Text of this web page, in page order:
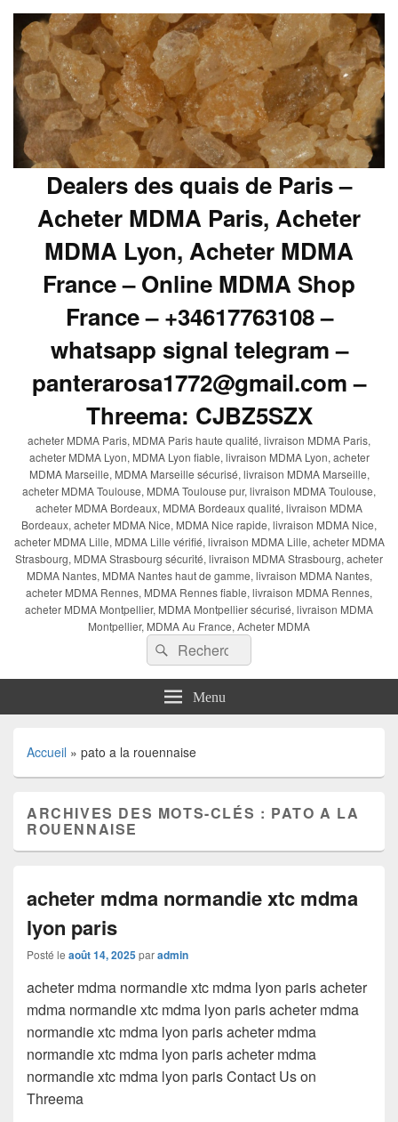
Dealers des quais de Paris –
Acheter MDMA Paris, Acheter
MDMA Lyon, Acheter MDMA
France – Online MDMA Shop
France – +34617763108 –
whatsapp signal telegram –
panterarosa1772@gmail.com –
Threema: CJBZ5SZX
acheter MDMA Paris, MDMA Paris haute qualité, livraison MDMA Paris,
acheter MDMA Lyon, MDMA Lyon fiable, livraison MDMA Lyon, acheter
MDMA Marseille, MDMA Marseille sécurisé, livraison MDMA Marseille,
acheter MDMA Toulouse, MDMA Toulouse pur, livraison MDMA Toulouse,
acheter MDMA Bordeaux, MDMA Bordeaux qualité, livraison MDMA
Bordeaux, acheter MDMA Nice, MDMA Nice rapide, livraison MDMA Nice,
acheter MDMA Lille, MDMA Lille vérifié, livraison MDMA Lille, acheter MDMA
Strasbourg, MDMA Strasbourg sécurité, livraison MDMA Strasbourg, acheter
MDMA Nantes, MDMA Nantes haut de gamme, livraison MDMA Nantes,
acheter MDMA Rennes, MDMA Rennes fiable, livraison MDMA Rennes,
acheter MDMA Montpellier, MDMA Montpellier sécurisé, livraison MDMA
Montpellier, MDMA Au France, Acheter MDMA
Recherche :
Rechercher
Menu
Accueil » pato a la rouennaise
ARCHIVES DES MOTS-CLÉS : PATO A LA
ROUENNAISE
acheter mdma normandie xtc mdma
lyon paris
Posté le août 14, 2025paradmin
acheter mdma normandie xtc mdma lyon paris acheter
mdma normandie xtc mdma lyon paris acheter mdma
normandie xtc mdma lyon paris acheter mdma
normandie xtc mdma lyon paris acheter mdma
normandie xtc mdma lyon paris Contact Us on
Threema